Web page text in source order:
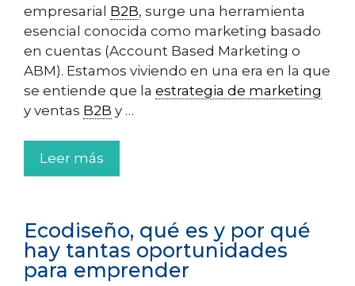
empresarial B2B, surge una herramienta
esencial conocida como marketing basado
en cuentas (Account Based Marketing o
ABM). Estamos viviendo en una era en la que
se entiende que la estrategia de marketing
y ventas B2B y …
Leer más
Ecodiseño, qué es y por qué
hay tantas oportunidades
para emprender